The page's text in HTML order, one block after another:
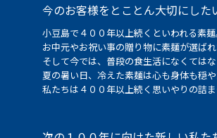
今のお客様をとことん大切にした
小豆島で４００年以上続くといわれる素
お中元やお祝い事の贈り物に素麺が選ば
そして今では、普段の食生活になくては
夏の暑い日、冷えた素麺は心も身体も穏
私たちは４００年以上続く思いやりの詰